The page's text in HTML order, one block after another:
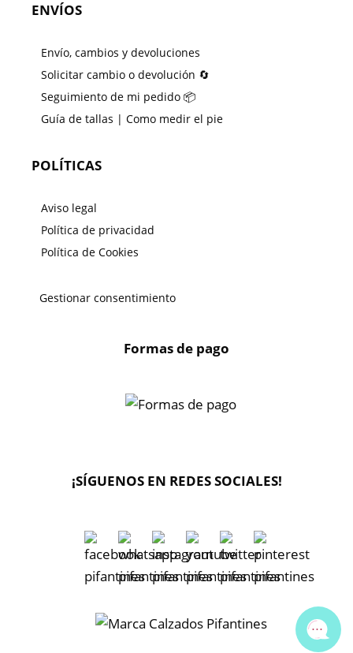
ENVÍOS
Envío, cambios y devoluciones
Solicitar cambio o devolución 🔄
Seguimiento de mi pedido 📦
Guía de tallas | Como medir el pie
POLÍTICAS
Aviso legal
Política de privacidad
Política de Cookies
Gestionar consentimiento
Formas de pago
¡SÍGUENOS EN REDES SOCIALES!
📞 Contactar Whatsapp
📧 Enviar mensaje
📦 Seguimiento de mi pedido